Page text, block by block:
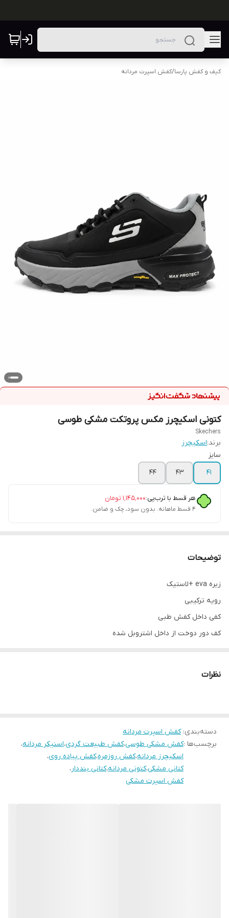
کیف و کفش پارسا/کفش اسپرت مردانه
کتونی اسکیچرز مکس پروتکت مشکی طوسی
Skechers
برند:اسکیچرز
سایز
41
43
44
هر قسط با ترب‌پی:۱٬۱۴۵٬۰۰۰ تومان
۴ قسط ماهانه. بدون سود، چک و ضامن.
توضیحات
زیره eva +لاستیک
رویه ترکیبی
کفی داخل کفش طبی
کف دور دوخت از داخل اشتروبل شده
نظرات
دسته‌بندی:کفش اسپرت مردانه
برچسب‌ها :کفش مشکی طوسی،کفش طبیعت گردی،اسنیکر مردانه،
اسکیچرز مردانه،کفش روزمره،کفش پیاده روی،
کتانی مشکی،کتونی مردانه،کتانی بنددار،
کفش اسپرت مشکی